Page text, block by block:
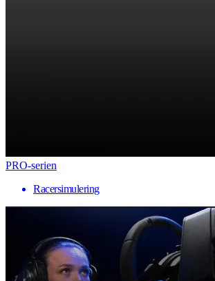
PRO-serien
Racersimulering